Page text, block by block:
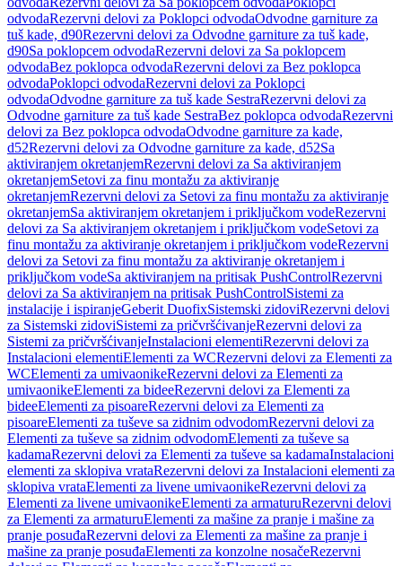
odvodaRezervni delovi za Poklopci odvodaOdvodne garniture za
tuš kade, d90Rezervni delovi za Odvodne garniture za tuš kade,
d90Sa poklopcem odvodaRezervni delovi za Sa poklopcem
odvodaBez poklopca odvodaRezervni delovi za Bez poklopca
odvodaPoklopci odvodaRezervni delovi za Poklopci
odvodaOdvodne garniture za tuš kade SestraRezervni delovi za
Odvodne garniture za tuš kade SestraBez poklopca odvodaRezervni
delovi za Bez poklopca odvodaOdvodne garniture za kade,
d52Rezervni delovi za Odvodne garniture za kade, d52Sa
aktiviranjem okretanjemRezervni delovi za Sa aktiviranjem
okretanjemSetovi za finu montažu za aktiviranje
okretanjemRezervni delovi za Setovi za finu montažu za aktiviranje
okretanjemSa aktiviranjem okretanjem i priključkom vodeRezervni
delovi za Sa aktiviranjem okretanjem i priključkom vodeSetovi za
finu montažu za aktiviranje okretanjem i priključkom vodeRezervni
delovi za Setovi za finu montažu za aktiviranje okretanjem i
priključkom vodeSa aktiviranjem na pritisak PushControlRezervni
delovi za Sa aktiviranjem na pritisak PushControlSistemi za
instalacije i ispiranjeGeberit DuofixSistemski zidoviRezervni delovi
za Sistemski zidoviSistemi za pričvršćivanjeRezervni delovi za
Sistemi za pričvršćivanjeInstalacioni elementiRezervni delovi za
Instalacioni elementiElementi za WCRezervni delovi za Elementi za
WCElementi za umivaonikeRezervni delovi za Elementi za
umivaonikeElementi za bideeRezervni delovi za Elementi za
bideeElementi za pisoareRezervni delovi za Elementi za
pisoareElementi za tuševe sa zidnim odvodomRezervni delovi za
Elementi za tuševe sa zidnim odvodomElementi za tuševe sa
kadamaRezervni delovi za Elementi za tuševe sa kadamaInstalacioni
elementi za sklopiva vrataRezervni delovi za Instalacioni elementi za
sklopiva vrataElementi za livene umivaonikeRezervni delovi za
Elementi za livene umivaonikeElementi za armaturuRezervni delovi
za Elementi za armaturuElementi za mašine za pranje i mašine za
pranje posuđaRezervni delovi za Elementi za mašine za pranje i
mašine za pranje posuđaElementi za konzolne nosačeRezervni